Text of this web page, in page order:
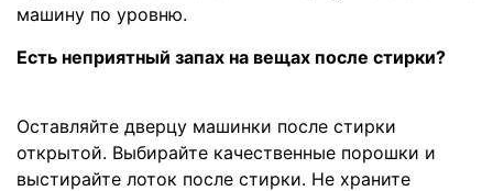
машину по уровню.
Есть неприятный запах на вещах после стирки?
Оставляйте дверцу машинки после стирки
открытой. Выбирайте качественные порошки и
выстирайте лоток после стирки. Не храните